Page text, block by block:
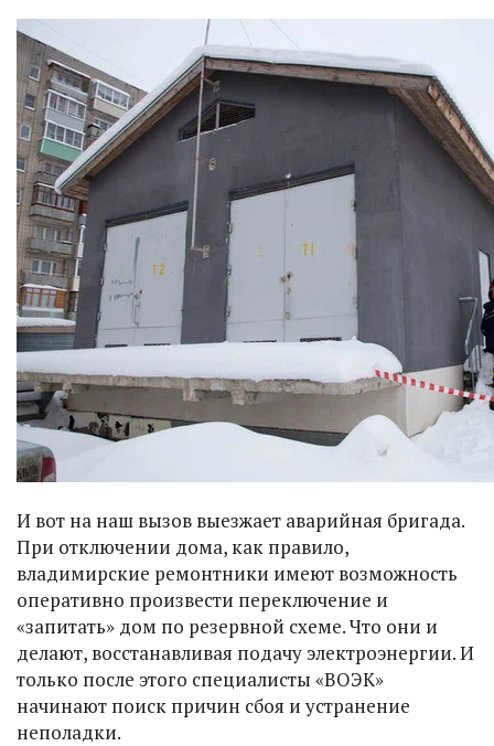
И вот на наш вызов выезжает аварийная бригада.
При отключении дома, как правило,
владимирские ремонтники имеют возможность
оперативно произвести переключение и
«запитать» дом по резервной схеме. Что они и
делают, восстанавливая подачу электроэнергии. И
только после этого специалисты «ВОЭК»
начинают поиск причин сбоя и устранение
неполадки.